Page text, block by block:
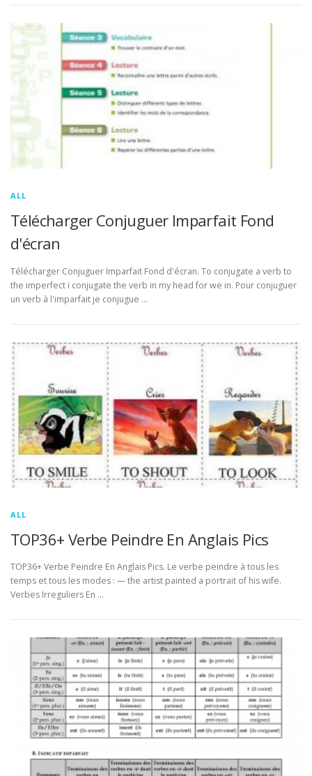
ALL
Télécharger Conjuguer Imparfait Fond
d'écran
Télécharger Conjuguer Imparfait Fond d'écran. To conjugate a verb to
the imperfect i conjugate the verb in my head for we in. Pour conjuguer
un verb à l'imparfait je conjugue …
ALL
TOP36+ Verbe Peindre En Anglais Pics
TOP36+ Verbe Peindre En Anglais Pics. Le verbe peindre à tous les
temps et tous les modes : — the artist painted a portrait of his wife.
Verbes Irreguliers En …